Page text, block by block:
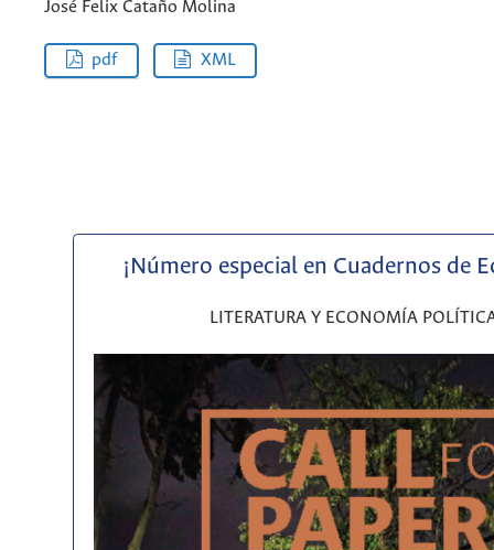
José Felix Cataño Molina
pdf XML
¡Número especial en Cuadernos de
LITERATURA Y ECONOMÍA